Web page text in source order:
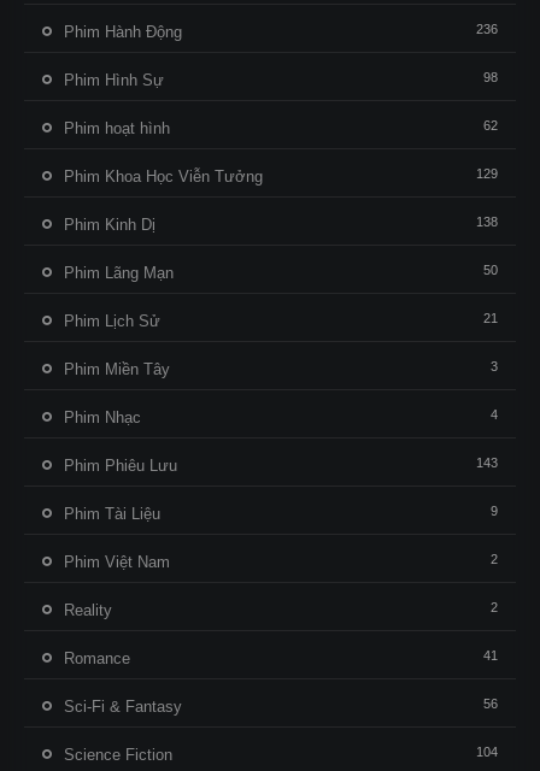
Phim Hành Động 236
Phim Hình Sự 98
Phim hoạt hình 62
Phim Khoa Học Viễn Tưởng 129
Phim Kinh Dị 138
Phim Lãng Mạn 50
Phim Lịch Sử 21
Phim Miền Tây 3
Phim Nhạc 4
Phim Phiêu Lưu 143
Phim Tài Liệu 9
Phim Việt Nam 2
Reality 2
Romance 41
Sci-Fi & Fantasy 56
Science Fiction 104